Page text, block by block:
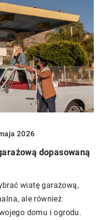
2026
dopasowaną
wiatę garażową,
ale również
domu i ogrodu.